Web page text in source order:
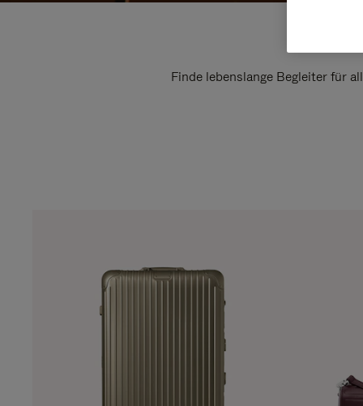
Finde lebenslange Begleiter für